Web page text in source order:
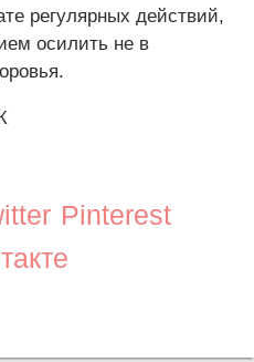
регулярных действий,
осилить не в
Pinterest